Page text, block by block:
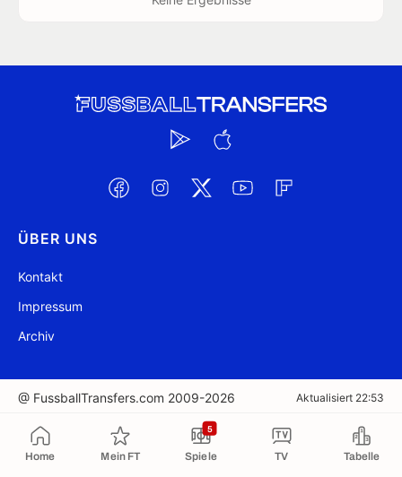
Home Mein FT Spiele
5
TV Tabelle
ÜBER UNS
Kontakt
Impressum
Archiv
@ FussballTransfers.com 2009-2026 Aktualisiert 22:53
In die Zwischenablage kopiert